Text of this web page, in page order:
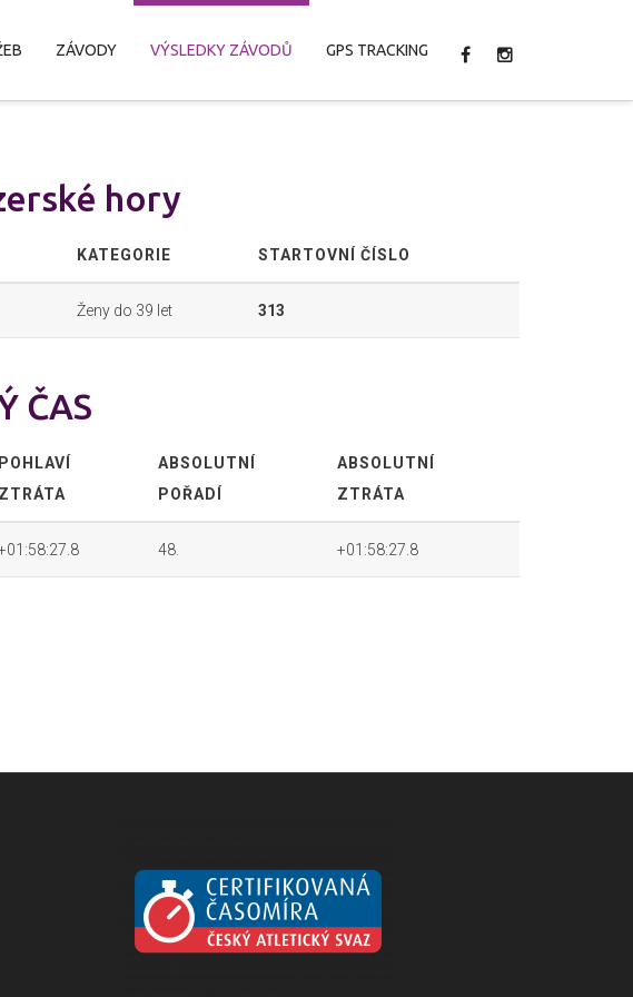
ZÁVODY VÝSLEDKY ZÁVODŮ GPS TRACKING
hory
KATEGORIE STARTOVNÍ ČÍSLO
Ženy do 39 let 313
ČAS
POHLAVÍ
ZTRÁTA
ABSOLUTNÍ
POŘADÍ
ABSOLUTNÍ
ZTRÁTA
48. +01:58:27.8